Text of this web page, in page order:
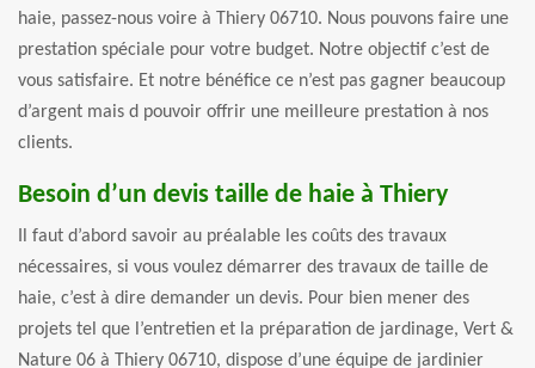
haie, passez-nous voire à Thiery 06710. Nous pouvons faire une
prestation spéciale pour votre budget. Notre objectif c’est de
vous satisfaire. Et notre bénéfice ce n’est pas gagner beaucoup
d’argent mais d pouvoir offrir une meilleure prestation à nos
clients.
Besoin d’un devis taille de haie à Thiery
Il faut d’abord savoir au préalable les coûts des travaux
nécessaires, si vous voulez démarrer des travaux de taille de
haie, c’est à dire demander un devis. Pour bien mener des
projets tel que l’entretien et la préparation de jardinage, Vert &
Nature 06 à Thiery 06710, dispose d’une équipe de jardinier